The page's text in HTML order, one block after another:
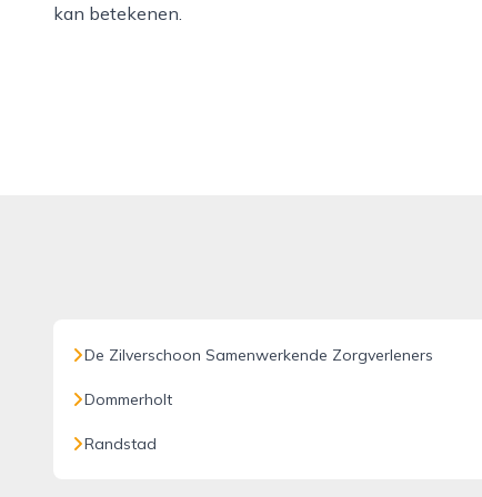
kan betekenen.
De Zilverschoon Samenwerkende Zorgverleners
Dommerholt
Randstad